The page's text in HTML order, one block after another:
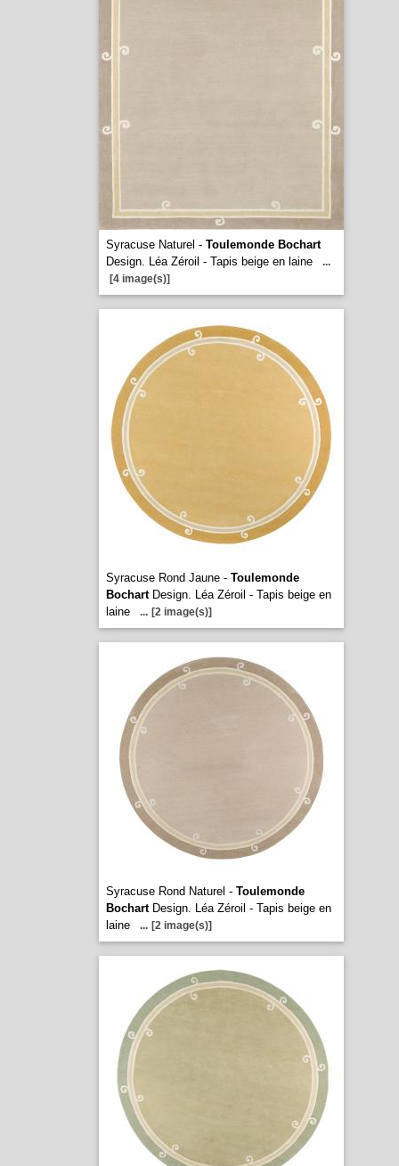
Syracuse Naturel - Toulemonde Bochart
Design. Léa Zéroil - Tapis beige en laine
...
[4 image(s)]
Syracuse Rond Jaune - Toulemonde
BochartDesign. Léa Zéroil - Tapis beige en
laine
... [2 image(s)]
Syracuse Rond Naturel - Toulemonde
BochartDesign. Léa Zéroil - Tapis beige en
laine
... [2 image(s)]